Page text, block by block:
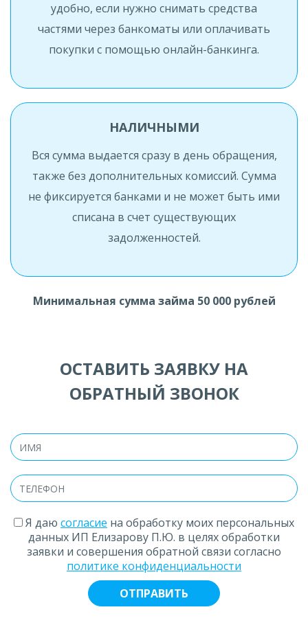
удобно, если нужно снимать средства
частями через банкоматы или оплачивать
покупки с помощью онлайн-банкинга.
НАЛИЧНЫМИ
Вся сумма выдается сразу в день обращения,
также без дополнительных комиссий. Сумма
не фиксируется банками и не может быть ими
списана в счет существующих
задолженностей.
Минимальная сумма займа 50 000 рублей
ОСТАВИТЬ ЗАЯВКУ НА
ОБРАТНЫЙ ЗВОНОК
Я даю согласие на обработку моих персональных
данных ИП Елизарову П.Ю. в целях обработки
заявки и совершения обратной связи согласно
политике конфиденциальности
ОТПРАВИТЬ